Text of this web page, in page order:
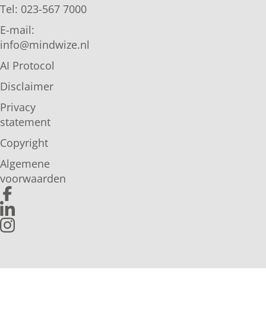
Tel: 023-567 7000
E-mail:
info@mindwize.nl
AI Protocol
Disclaimer
Privacy
statement
Copyright
Algemene
voorwaarden